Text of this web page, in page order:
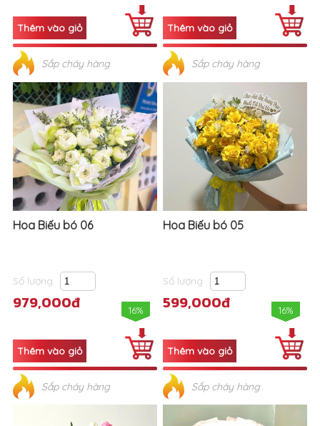
Sắp cháy hàng Sắp cháy hàng
Hoa Biếu bó 06
Số lượng
979,000đ 16%
Sắp cháy hàng
Hoa Biếu bó 05
Số lượng
599,000đ 16%
Sắp cháy hàng